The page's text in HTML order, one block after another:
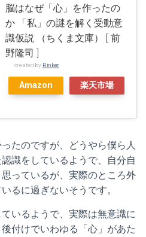
脳はなぜ「心」を作ったの
か 「私」の謎を解く受動意
識仮説 （ちくま文庫） [ 前
野隆司 ]
created by Rinker
Amazon 楽天市場
たのですが、どうやら僕ら人
識をしているようで、自分自
っているが、実際のところ外
るに過ぎないそうです。
いるようで、実際は無意識に
付けでいわゆる「心」があた